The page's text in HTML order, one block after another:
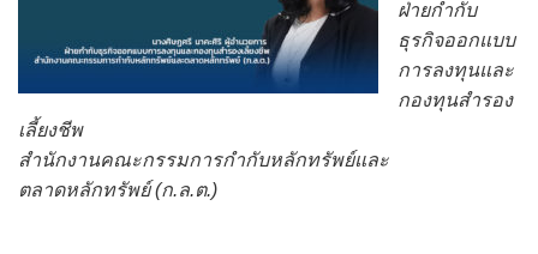
ฝ่ายกำกับ
ธุรกิจออกแบบ
การลงทุนและ
กองทุนสำรอง
เลี้ยงชีพ
สำนักงานคณะกรรมการกำกับหลักทรัพย์และ
ตลาดหลักทรัพย์ (ก.ล.ต.)